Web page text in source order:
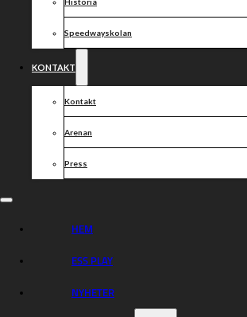
Speedwayskolan
KONTAKT
Kontakt
Arenan
Press
HEM
ESS PLAY
NYHETER